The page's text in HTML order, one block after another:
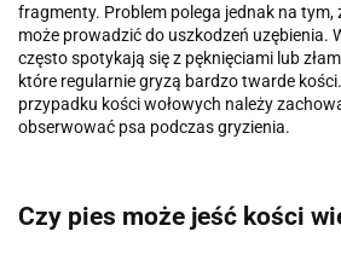
fragmenty. Problem polega jednak na tym,
może prowadzić do uszkodzeń uzębienia.
często spotykają się z pęknięciami lub
które regularnie gryzą bardzo twarde
przypadku kości wołowych należy
obserwować psa podczas gryzienia.
Czy pies może jeść kości